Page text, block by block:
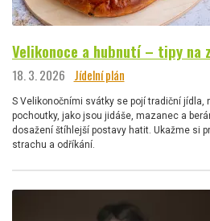
Velikonoce a hubnutí – tipy na
18. 3. 2026 Jídelní plán
S Velikonočními svátky se pojí tradiční jídla,
pochoutky, jako jsou jidáše, mazanec a
dosažení štíhlejší postavy hatit. Ukažme si
strachu a odříkání.